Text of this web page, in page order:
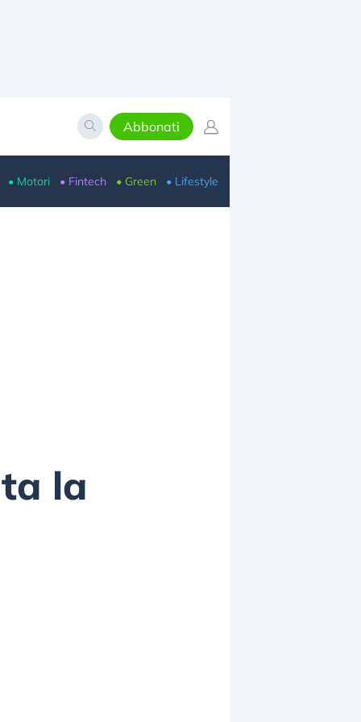
Abbonati
• Motori • Fintech • Green • Lifestyle
la